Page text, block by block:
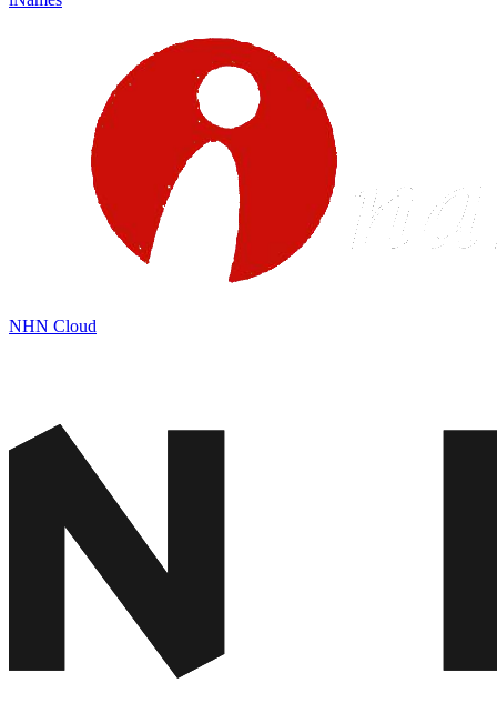
NHN Cloud